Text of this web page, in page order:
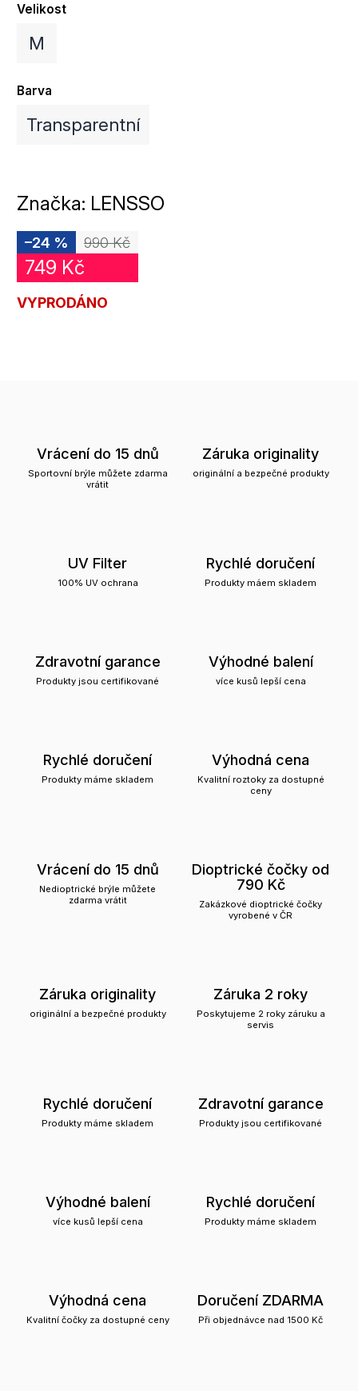
Velikost
M
Barva
Transparentní
Značka: LENSSO
990 Kč
–24 %
749 Kč
VYPRODÁNO
Vrácení do 15 dnů
Sportovní brýle můžete zdarma
vrátit
Záruka originality
originální a bezpečné produkty
UV Filter
100% UV ochrana
Rychlé doručení
Produkty máem skladem
Zdravotní garance
Produkty jsou certifikované
Výhodné balení
více kusů lepší cena
Rychlé doručení
Produkty máme skladem
Výhodná cena
Kvalitní roztoky za dostupné
ceny
Vrácení do 15 dnů
Nedioptrické brýle můžete
zdarma vrátit
Dioptrické čočky od
790 Kč
Zakázkové dioptrické čočky
vyrobené v ČR
Záruka originality
originální a bezpečné produkty
Záruka 2 roky
Poskytujeme 2 roky záruku a
servis
Rychlé doručení
Produkty máme skladem
Zdravotní garance
Produkty jsou certifikované
Výhodné balení
více kusů lepší cena
Rychlé doručení
Produkty máme skladem
Výhodná cena
Kvalitní čočky za dostupné ceny
Doručení ZDARMA
Při objednávce nad 1500 Kč